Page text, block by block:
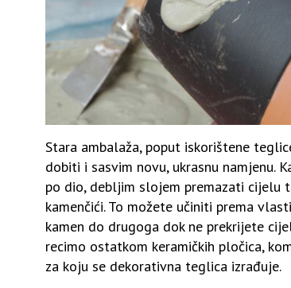
Stara ambalaža, poput iskorištene
dobiti i sasvim novu, ukrasnu namjenu.
po dio, debljim slojem premazati cijelu
kamenčići. To možete učiniti prema
kamen do drugoga dok ne prekrijete
recimo ostatkom keramičkih pločica,
za koju se dekorativna teglica izrađuje.